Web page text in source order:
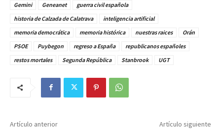
Gemini
Geneanet
guerra civil española
historia de Calzada de Calatrava
inteligencia artificial
memoria democrática
memoria histórica nuestras raices
Orán
PSOE
Puybegon regreso a España
republicanos españoles
restos mortales
Segunda República Stanbrook UGT
Artículo anterior Artículo siguiente